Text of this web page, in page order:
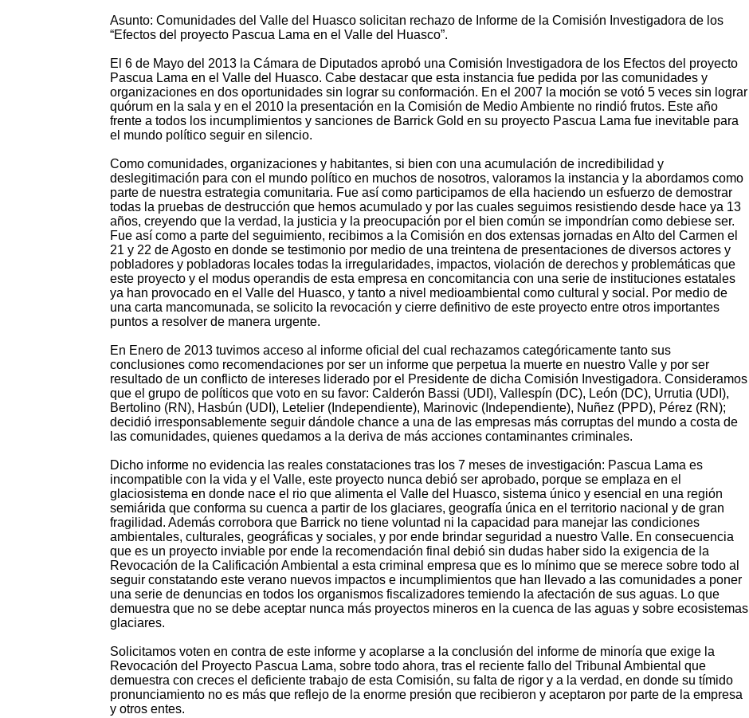
Asunto: Comunidades del Valle del Huasco solicitan rechazo de Informe de la Comisión Investigadora de los
“Efectos del proyecto Pascua Lama en el Valle del Huasco”.
El 6 de Mayo del 2013 la Cámara de Diputados aprobó una Comisión Investigadora de los Efectos del proyecto
Pascua Lama en el Valle del Huasco. Cabe destacar que esta instancia fue pedida por las comunidades y
organizaciones en dos oportunidades sin lograr su conformación. En el 2007 la moción se votó 5 veces sin lograr
quórum en la sala y en el 2010 la presentación en la Comisión de Medio Ambiente no rindió frutos. Este año
frente a todos los incumplimientos y sanciones de Barrick Gold en su proyecto Pascua Lama fue inevitable para
el mundo político seguir en silencio.
Como comunidades, organizaciones y habitantes, si bien con una acumulación de incredibilidad y
deslegitimación para con el mundo político en muchos de nosotros, valoramos la instancia y la abordamos como
parte de nuestra estrategia comunitaria. Fue así como participamos de ella haciendo un esfuerzo de demostrar
todas la pruebas de destrucción que hemos acumulado y por las cuales seguimos resistiendo desde hace ya 13
años, creyendo que la verdad, la justicia y la preocupación por el bien común se impondrían como debiese ser.
Fue así como a parte del seguimiento, recibimos a la Comisión en dos extensas jornadas en Alto del Carmen el
21 y 22 de Agosto en donde se testimonio por medio de una treintena de presentaciones de diversos actores y
pobladores y pobladoras locales todas la irregularidades, impactos, violación de derechos y problemáticas que
este proyecto y el modus operandis de esta empresa en concomitancia con una serie de instituciones estatales
ya han provocado en el Valle del Huasco, y tanto a nivel medioambiental como cultural y social. Por medio de
una carta mancomunada, se solicito la revocación y cierre definitivo de este proyecto entre otros importantes
puntos a resolver de manera urgente.
En Enero de 2013 tuvimos acceso al informe oficial del cual rechazamos categóricamente tanto sus
conclusiones como recomendaciones por ser un informe que perpetua la muerte en nuestro Valle y por ser
resultado de un conflicto de intereses liderado por el Presidente de dicha Comisión Investigadora. Consideramos
que el grupo de políticos que voto en su favor: Calderón Bassi (UDI), Vallespín (DC), León (DC), Urrutia (UDI),
Bertolino (RN), Hasbún (UDI), Letelier (Independiente), Marinovic (Independiente), Nuñez (PPD), Pérez (RN);
decidió irresponsablemente seguir dándole chance a una de las empresas más corruptas del mundo a costa de
las comunidades, quienes quedamos a la deriva de más acciones contaminantes criminales.
Dicho informe no evidencia las reales constataciones tras los 7 meses de investigación: Pascua Lama es
incompatible con la vida y el Valle, este proyecto nunca debió ser aprobado, porque se emplaza en el
glaciosistema en donde nace el rio que alimenta el Valle del Huasco, sistema único y esencial en una región
semiárida que conforma su cuenca a partir de los glaciares, geografía única en el territorio nacional y de gran
fragilidad. Además corrobora que Barrick no tiene voluntad ni la capacidad para manejar las condiciones
ambientales, culturales, geográficas y sociales, y por ende brindar seguridad a nuestro Valle. En consecuencia
que es un proyecto inviable por ende la recomendación final debió sin dudas haber sido la exigencia de la
Revocación de la Calificación Ambiental a esta criminal empresa que es lo mínimo que se merece sobre todo al
seguir constatando este verano nuevos impactos e incumplimientos que han llevado a las comunidades a poner
una serie de denuncias en todos los organismos fiscalizadores temiendo la afectación de sus aguas. Lo que
demuestra que no se debe aceptar nunca más proyectos mineros en la cuenca de las aguas y sobre ecosistemas
glaciares.
Solicitamos voten en contra de este informe y acoplarse a la conclusión del informe de minoría que exige la
Revocación del Proyecto Pascua Lama, sobre todo ahora, tras el reciente fallo del Tribunal Ambiental que
demuestra con creces el deficiente trabajo de esta Comisión, su falta de rigor y a la verdad, en donde su tímido
pronunciamiento no es más que reflejo de la enorme presión que recibieron y aceptaron por parte de la empresa
y otros entes.